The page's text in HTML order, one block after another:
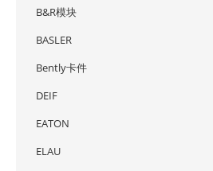
B&R模块
BASLER
Bently卡件
DEIF
EATON
ELAU